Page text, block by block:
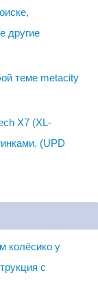
другие
теме metacity
X7 (XL-
(UPD
колёсико у
с